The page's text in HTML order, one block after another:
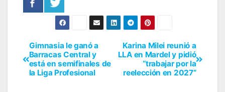
Karina Milei reunió a
LLA en Mardel y pidió
“trabajar por la
reelección en 2027”
Gimnasia le ganó a
Barracas Central y
está en semifinales de
la Liga Profesional